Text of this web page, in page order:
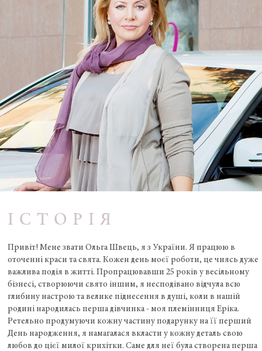
ІСТОРІЯ
Привіт! Мене звати Ольга Швець, я з України. Я працюю в
оточенні краси та свята. Кожен день моєї роботи, це чиясь дуже
важлива подія в житті. Пропрацювавши 25 років у весільному
бізнесі, створюючи свято іншим, я несподівано відчула всю
глибину настрою та велике піднесення в душі, коли в нашій
родині народилась перша дівчинка - моя племінниця Еріка.
Ретельно продумуючи кожну частину подарунку на її перший
День народження, я намагалася вкласти у кожну деталь свою
любов до цієї милої крихітки. Саме для неї була створена перша